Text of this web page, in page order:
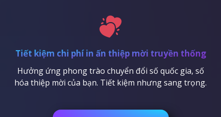
Tiết kiệm chi phí in ấn thiệp mời truyền thống
Hưởng ứng phong trào chuyển đổi số quốc gia, số
hóa thiệp mời của bạn. Tiết kiệm nhưng sang trọng.